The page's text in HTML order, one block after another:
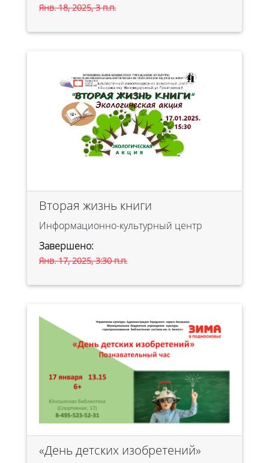
Янв. 18, 2025, 3 п.п.
Вторая жизнь книги
Информационно-культурный центр
Завершено:
Янв. 17, 2025, 3:30 п.п.
«День детских изобретений»